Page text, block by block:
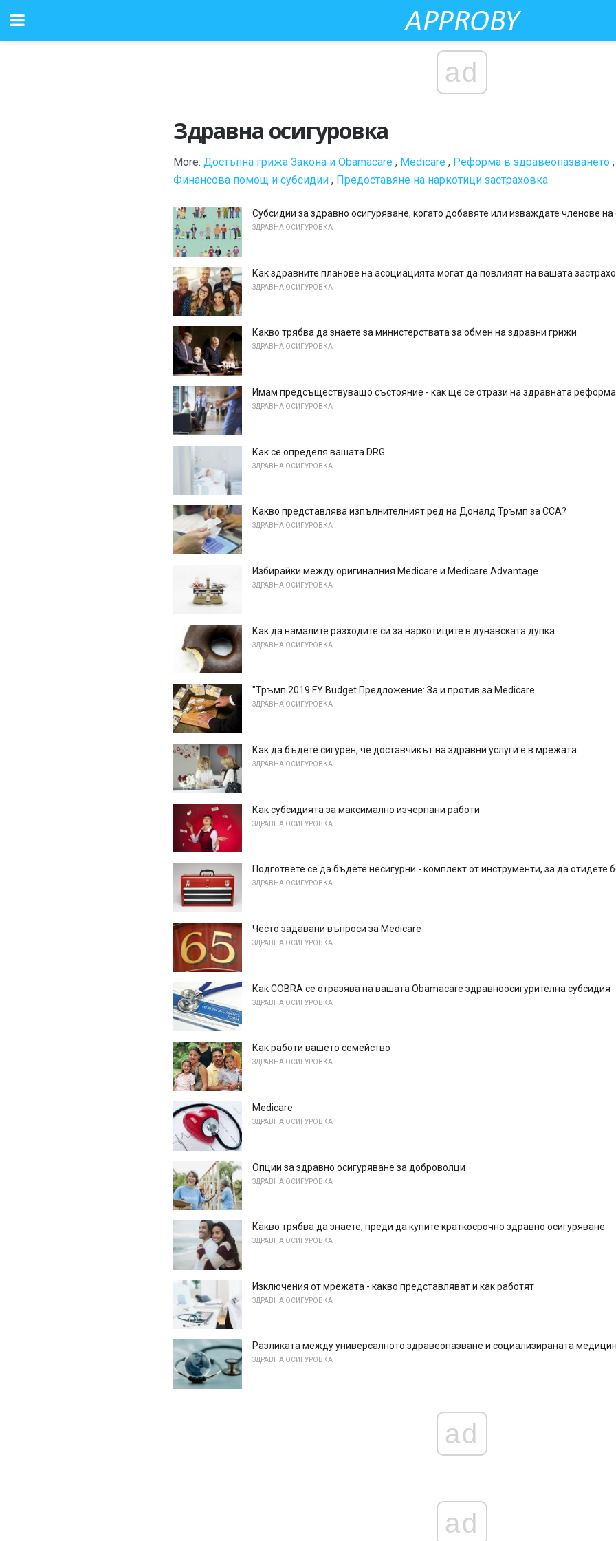
ad
Здравна осигуровка
More: Достъпна грижа Закона и Obamacare , Medicare , Реформа в здравеопазването
Финансова помощ и субсидии , Предоставяне на наркотици застраховка
Субсидии за здравно осигуряване, когато добавяте или изваждате членове
ЗДРАВНА ОСИГУРОВКА
Как здравните планове на асоциацията могат да повлияят на вашата
ЗДРАВНА ОСИГУРОВКА
Какво трябва да знаете за министерствата за обмен на здравни грижи
ЗДРАВНА ОСИГУРОВКА
Имам предсъществуващо състояние - как ще се отрази на здравната
ЗДРАВНА ОСИГУРОВКА
Как се определя вашата DRG
ЗДРАВНА ОСИГУРОВКА
Какво представлява изпълнителният ред на Доналд Тръмп за ССА?
ЗДРАВНА ОСИГУРОВКА
Избирайки между оригиналния Medicare и Medicare Advantage
ЗДРАВНА ОСИГУРОВКА
Как да намалите разходите си за наркотиците в дунавската дупка
ЗДРАВНА ОСИГУРОВКА
"Тръмп 2019 FY Budget Предложение: За и против за Medicare
ЗДРАВНА ОСИГУРОВКА
Как да бъдете сигурен, че доставчикът на здравни услуги е в мрежата
ЗДРАВНА ОСИГУРОВКА
Как субсидията за максимално изчерпани работи
ЗДРАВНА ОСИГУРОВКА
Подгответе се да бъдете несигурни - комплект от инструменти, за да отидете
ЗДРАВНА ОСИГУРОВКА
Често задавани въпроси за Medicare
ЗДРАВНА ОСИГУРОВКА
Как COBRA се отразява на вашата Obamacare здравноосигурителна субсидия
ЗДРАВНА ОСИГУРОВКА
Как работи вашето семейство
ЗДРАВНА ОСИГУРОВКА
Medicare
ЗДРАВНА ОСИГУРОВКА
Опции за здравно осигуряване за доброволци
ЗДРАВНА ОСИГУРОВКА
Какво трябва да знаете, преди да купите краткосрочно здравно осигуряване
ЗДРАВНА ОСИГУРОВКА
Изключения от мрежата - какво представляват и как работят
ЗДРАВНА ОСИГУРОВКА
Разликата между универсалното здравеопазване и социализираната
ЗДРАВНА ОСИГУРОВКА
ad
ad